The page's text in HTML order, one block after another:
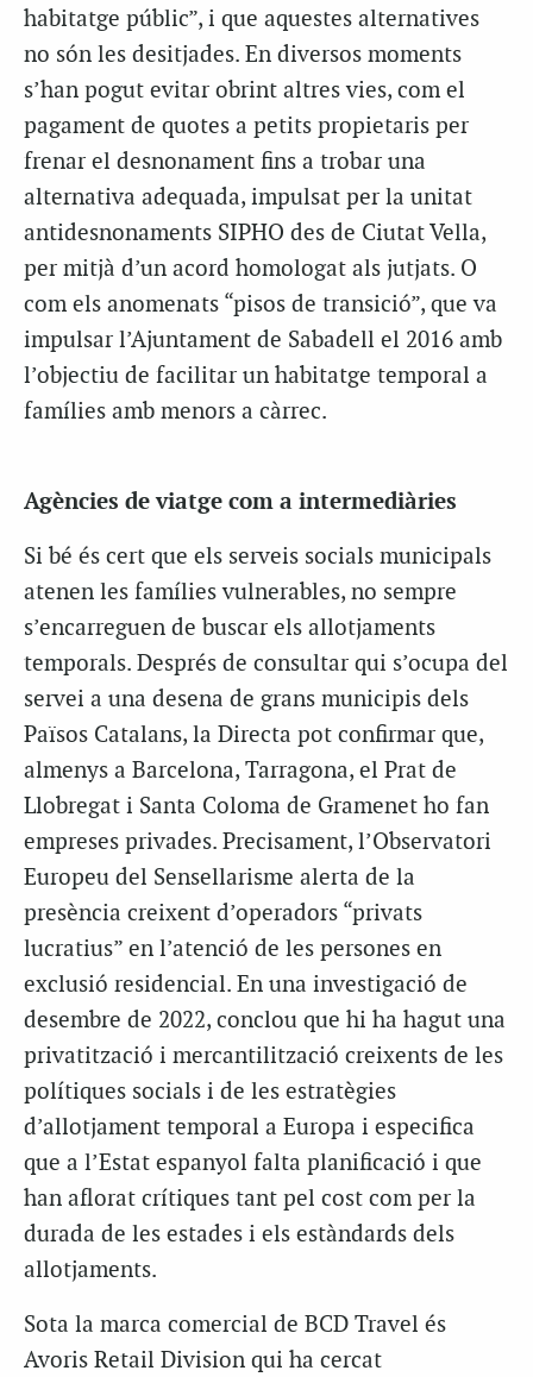
habitatge públic”, i que aquestes alternatives
no són les desitjades. En diversos moments
s’han pogut evitar obrint altres vies, com el
pagament de quotes a petits propietaris per
frenar el desnonament fins a trobar una
alternativa adequada, impulsat per la unitat
antidesnonaments SIPHO des de Ciutat Vella,
per mitjà d’un acord homologat als jutjats. O
com els anomenats “pisos de transició”, que va
impulsar l’Ajuntament de Sabadell el 2016 amb
l’objectiu de facilitar un habitatge temporal a
famílies amb menors a càrrec.
Agències de viatge com a intermediàries
Si bé és cert que els serveis socials municipals
atenen les famílies vulnerables, no sempre
s’encarreguen de buscar els allotjaments
temporals. Després de consultar qui s’ocupa del
servei a una desena de grans municipis dels
Països Catalans, la Directa pot confirmar que,
almenys a Barcelona, Tarragona, el Prat de
Llobregat i Santa Coloma de Gramenet ho fan
empreses privades. Precisament, l’Observatori
Europeu del Sensellarisme alerta de la
presència creixent d’operadors “privats
lucratius” en l’atenció de les persones en
exclusió residencial. En una investigació de
desembre de 2022, conclou que hi ha hagut una
privatització i mercantilització creixents de les
polítiques socials i de les estratègies
d’allotjament temporal a Europa i especifica
que a l’Estat espanyol falta planificació i que
han aflorat crítiques tant pel cost com per la
durada de les estades i els estàndards dels
allotjaments.
Sota la marca comercial de BCD Travel és
Avoris Retail Division qui ha cercat